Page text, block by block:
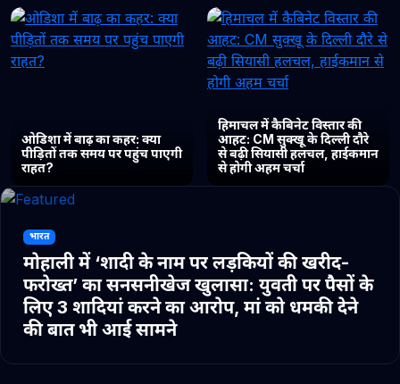
ओडिशा में बाढ़ का कहर: क्या
पीड़ितों तक समय पर पहुंच पाएगी
राहत?
हिमाचल में कैबिनेट विस्तार की
आहट: CM सुक्खू के दिल्ली दौरे
से बढ़ी सियासी हलचल, हाईकमान
से होगी अहम चर्चा
भारत
मोहाली में ‘शादी के नाम पर लड़कियों की खरीद-
फरोख्त’ का सनसनीखेज खुलासा: युवती पर पैसों के
लिए 3 शादियां करने का आरोप, मां को धमकी देने
की बात भी आई सामने